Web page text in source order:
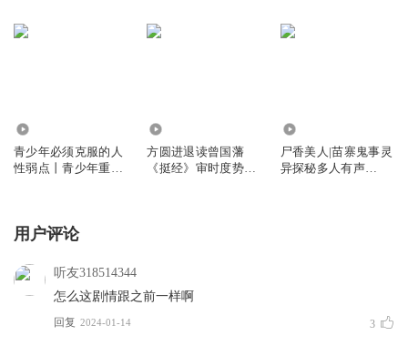
青少年必须克服的人
性弱点丨青少年重新
方圆进退读曾国藩
《挺经》审时度势读
尸香美人|苗寨鬼事灵
异探秘多人有声
用户评论
听友318514344
怎么这剧情跟之前一样啊
回复 2024-01-14 3